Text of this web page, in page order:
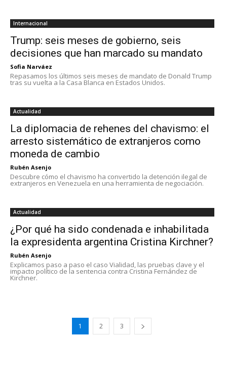
Internacional
Trump: seis meses de gobierno, seis
decisiones que han marcado su mandato
Sofia Narváez
Repasamos los últimos seis meses de mandato de Donald Trump
tras su vuelta a la Casa Blanca en Estados Unidos.
Actualidad
La diplomacia de rehenes del chavismo: el
arresto sistemático de extranjeros como
moneda de cambio
Rubén Asenjo
Descubre cómo el chavismo ha convertido la detención ilegal de
extranjeros en Venezuela en una herramienta de negociación.
Actualidad
¿Por qué ha sido condenada e inhabilitada
la expresidenta argentina Cristina Kirchner?
Rubén Asenjo
Explicamos paso a paso el caso Vialidad, las pruebas clave y el
impacto político de la sentencia contra Cristina Fernández de
Kirchner.
1 2 3